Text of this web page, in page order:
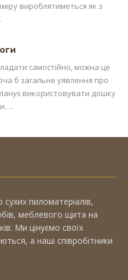
вироблятиметься як з
самостійно, можна це
б загальне уявлення про
використовувати дошку
пиломатеріалів,
меблевого щита на
Ми цінуємо своїх
а наші співробітники